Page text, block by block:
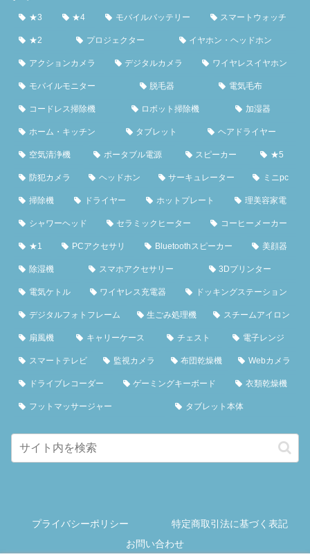
★3 ★4 モバイルバッテリー スマートウォッチ
★2 プロジェクター イヤホン・ヘッドホン
アクションカメラ デジタルカメラ ワイヤレスイヤホン
モバイルモニター 脱毛器 電気毛布
コードレス掃除機 ロボット掃除機 加湿器
ホーム・キッチン タブレット ヘアドライヤー
空気清浄機 ポータブル電源 スピーカー ★5
防犯カメラ ヘッドホン サーキュレーター ミニpc
掃除機 ドライヤー ホットプレート 理美容家電
シャワーヘッド セラミックヒーター コーヒーメーカー
★1 PCアクセサリ Bluetoothスピーカー 美顔器
除湿機 スマホアクセサリー 3Dプリンター
電気ケトル ワイヤレス充電器 ドッキングステーション
デジタルフォトフレーム 生ごみ処理機 スチームアイロン
扇風機 キャリーケース チェスト 電子レンジ
スマートテレビ 監視カメラ 布団乾燥機 Webカメラ
ドライブレコーダー ゲーミングキーボード 衣類乾燥機
フットマッサージャー タブレット本体
プライバシーポリシー
特定商取引法に基づく表記
お問い合わせ